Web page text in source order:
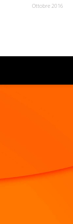
Ottobre 2016